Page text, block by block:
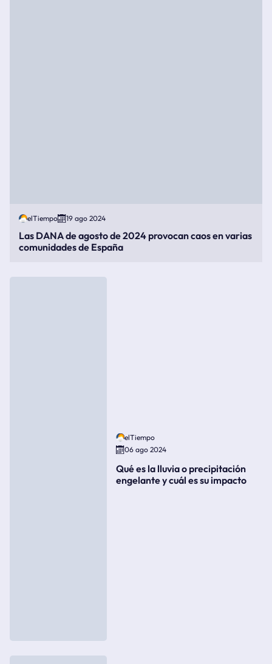
elTiempo 19 ago 2024
Las DANA de agosto de 2024 provocan caos en varias
comunidades de España
elTiempo
06 ago 2024
Qué es la lluvia o precipitación
engelante y cuál es su impacto